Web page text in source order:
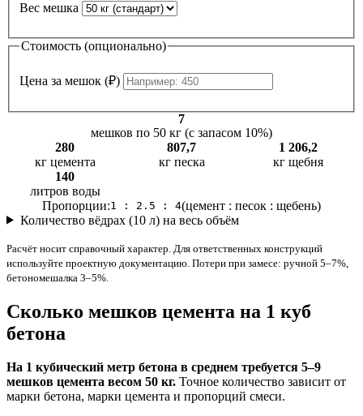
Вес мешка
Стоимость (опционально)
Цена за мешок (₽)
7
мешков по 50 кг (с запасом 10%)
280
кг цемента
807,7
кг песка
1 206,2
кг щебня
140
литров воды
Пропорции:1 : 2.5 : 4(цемент : песок : щебень)
Количество вёдрах (10 л) на весь объём
Расчёт носит справочный характер. Для ответственных конструкций
используйте проектную документацию. Потери при замесе: ручной 5–7%,
бетономешалка 3–5%.
Сколько мешков цемента на 1 куб
бетона
На 1 кубический метр бетона в среднем требуется 5–9
мешков цемента весом 50 кг. Точное количество зависит от
марки бетона, марки цемента и пропорций смеси.